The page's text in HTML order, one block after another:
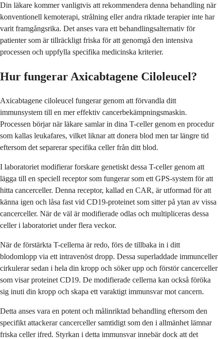
Din läkare kommer vanligtvis att rekommendera denna behandling när
konventionell kemoterapi, strålning eller andra riktade terapier inte har
varit framgångsrika. Det anses vara ett behandlingsalternativ för
patienter som är tillräckligt friska för att genomgå den intensiva
processen och uppfylla specifika medicinska kriterier.
Hur fungerar Axicabtagene Ciloleucel?
Axicabtagene ciloleucel fungerar genom att förvandla ditt
immunsystem till en mer effektiv cancerbekämpningsmaskin.
Processen börjar när läkare samlar in dina T-celler genom en procedur
som kallas leukafares, vilket liknar att donera blod men tar längre tid
eftersom det separerar specifika celler från ditt blod.
I laboratoriet modifierar forskare genetiskt dessa T-celler genom att
lägga till en speciell receptor som fungerar som ett GPS-system för att
hitta cancerceller. Denna receptor, kallad en CAR, är utformad för att
känna igen och låsa fast vid CD19-proteinet som sitter på ytan av vissa
cancerceller. När de väl är modifierade odlas och multipliceras dessa
celler i laboratoriet under flera veckor.
När de förstärkta T-cellerna är redo, förs de tillbaka in i ditt
blodomlopp via ett intravenöst dropp. Dessa superladdade immunceller
cirkulerar sedan i hela din kropp och söker upp och förstör cancerceller
som visar proteinet CD19. De modifierade cellerna kan också föröka
sig inuti din kropp och skapa ett varaktigt immunsvar mot cancern.
Detta anses vara en potent och målinriktad behandling eftersom den
specifikt attackerar cancerceller samtidigt som den i allmänhet lämnar
friska celler ifred. Styrkan i detta immunsvar innebär dock att det